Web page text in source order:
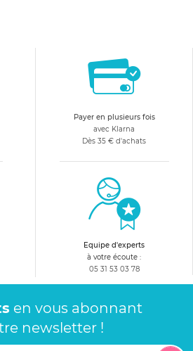
Payer en plusieurs fois
avec Klarna
Dès 35 € d'achats
Equipe d'experts
à votre écoute :
05 31 53 03 78
en vous abonnant
newsletter !